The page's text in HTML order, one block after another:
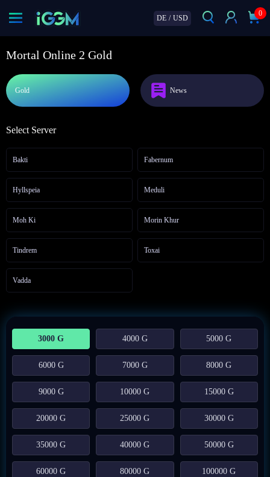
DE / USD
0
Mortal Online 2 Gold
Gold News
Select Server
Bakti Fabernum
Hyllspeia Meduli
Moh Ki Morin Khur
Tindrem Toxai
Vadda
3000 G 4000 G 5000 G
6000 G 7000 G 8000 G
9000 G 10000 G 15000 G
20000 G 25000 G 30000 G
35000 G 40000 G 50000 G
60000 G 80000 G 100000 G